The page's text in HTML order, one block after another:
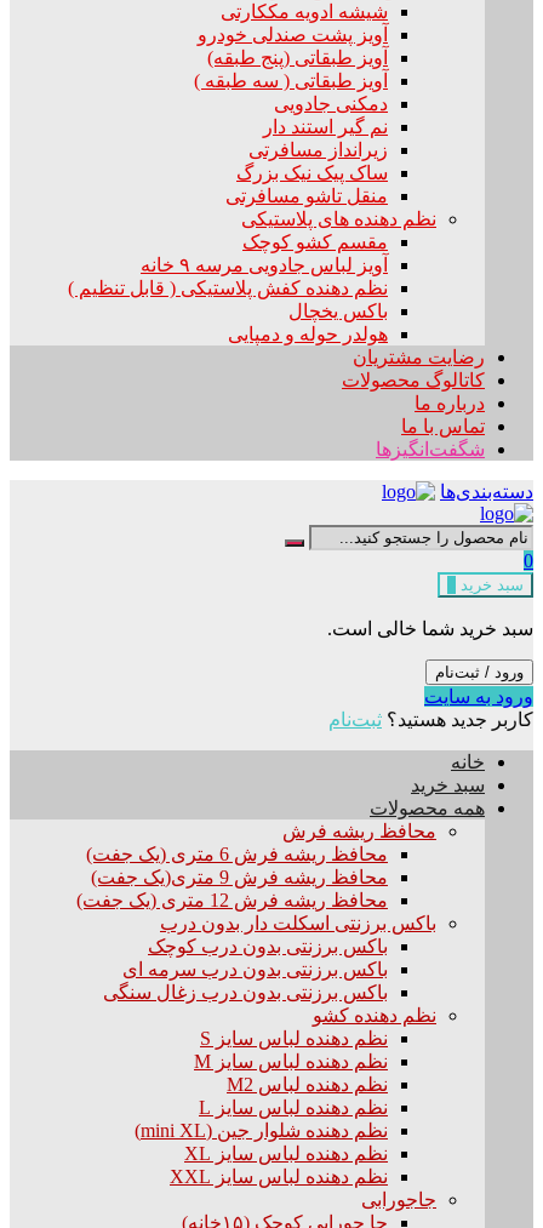
شیشه ادویه مککارتی
آویز پشت صندلی خودرو
آویز طبقاتی (پنج طبقه)
آویز طبقاتی ( سه طبقه )
دمکنی جادویی
نم گیر استند دار
زیرانداز مسافرتی
ساک پیک نیک بزرگ
منقل تاشو مسافرتی
نظم دهنده های پلاستیکی
مقسم کشو کوچک
آویز لباس جادویی مرسه ۹ خانه
نظم دهنده کفش پلاستیکی ( قابل تنظیم )
باکس یخچال
هولدر حوله و دمپایی
رضایت مشتریان
کاتالوگ محصولات
درباره ما
تماس با ما
شگفت‌انگیزها
دسته‌بندی‌ها
0
سبد خرید
سبد خرید شما خالی است.
ورود / ثبت‌نام
ورود به سایت
کاربر جدید هستید؟ ثبت‌نام
خانه
سبد خرید
همه محصولات
محافظ ریشه فرش
محافظ ریشه فرش 6 متری (یک جفت)
محافظ ریشه فرش 9 متری(یک جفت)
محافظ ریشه فرش 12 متری (یک جفت)
باکس برزنتی اسکلت دار بدون درب
باکس برزنتی بدون درب کوچک
باکس برزنتی بدون درب سرمه ای
باکس برزنتی بدون درب زغال سنگی
نظم دهنده کشو
نظم دهنده لباس سایز S
نظم دهنده لباس سایز M
نظم دهنده لباس M2
نظم دهنده لباس سایز L
نظم دهنده شلوار جین (mini XL)
نظم دهنده لباس سایز XL
نظم دهنده لباس سایز XXL
جاجورابی
جا جورابی کوچک (۱۵خانه)